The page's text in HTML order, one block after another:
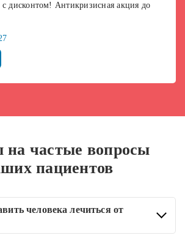
с дисконтом! Антикризисная акция до
на частые вопросы
пациентов
человека лечиться от